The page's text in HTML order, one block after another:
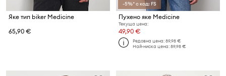
Яке тип biker Medicine
65,90 €
-5%* с код: FS
Пухено яке Medicine
Текуща цена:
49,90 €
Редовна цена:89,98 €
Най-ниска цена:89,98 €